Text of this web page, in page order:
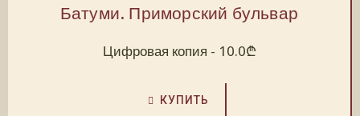
Батуми. Приморский бульвар
Цифровая копия - 10.0₾
КУПИТЬ